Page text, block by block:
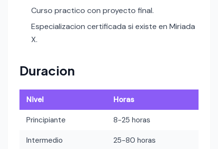
Curso practico con proyecto final.
Especializacion certificada si existe en Miriada
X.
Duracion
Nivel Horas
Principiante 8-25 horas
Intermedio 25-80 horas